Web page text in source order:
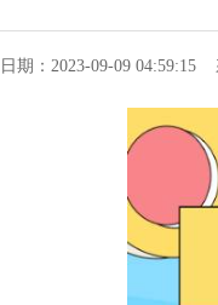
日期：2023-09-09